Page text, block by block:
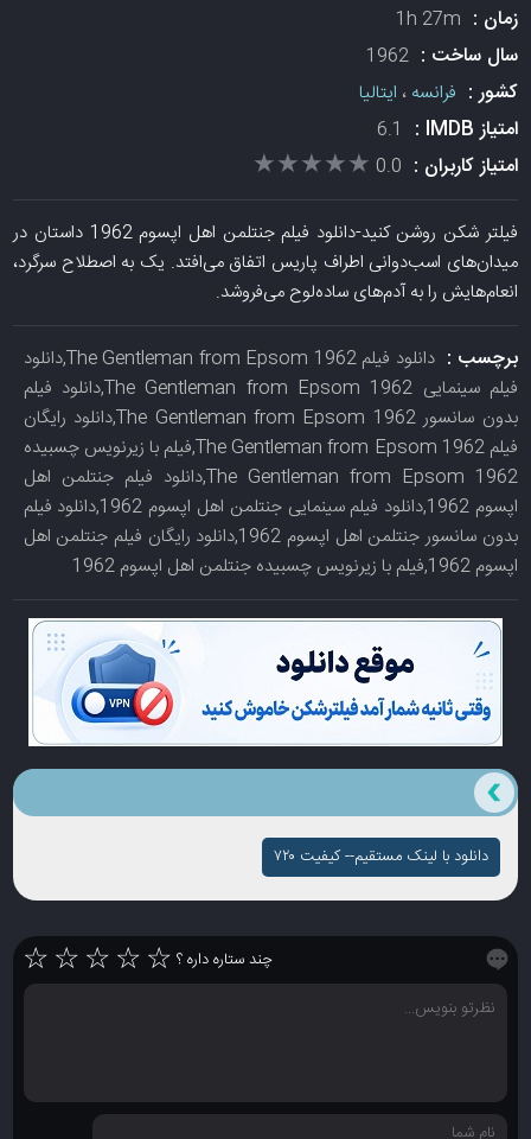
زمان : 1h 27m
سال ساخت :1962
کشور : فرانسه ، ایتالیا
امتیاز IMDB : 6.1
امتیاز کاربران : 0.0
★★★★★
★★★★★
فیلتر شکن روشن کنید-دانلود فیلم جنتلمن اهل اپسوم 1962 داستان در
میدان‌های اسب‌دوانی اطراف پاریس اتفاق می‌افتد. یک به اصطلاح سرگرد،
انعام‌هایش را به آدم‌های ساده‌لوح می‌فروشد.
برچسب :
دانلود فیلم The Gentleman from Epsom 1962,دانلود
فیلم سینمایی The Gentleman from Epsom 1962,دانلود فیلم
بدون سانسور The Gentleman from Epsom 1962,دانلود رایگان
فیلم The Gentleman from Epsom 1962,فیلم با زیرنویس چسبیده
The Gentleman from Epsom 1962,دانلود فیلم جنتلمن اهل
اپسوم 1962,دانلود فیلم سینمایی جنتلمن اهل اپسوم 1962,دانلود فیلم
بدون سانسور جنتلمن اهل اپسوم 1962,دانلود رایگان فیلم جنتلمن اهل
اپسوم 1962,فیلم با زیرنویس چسبیده جنتلمن اهل اپسوم 1962
دانلود با لینک مستقیم-- کیفیت ۷۲۰
چند ستاره داره ؟ ☆
☆
☆
☆
☆